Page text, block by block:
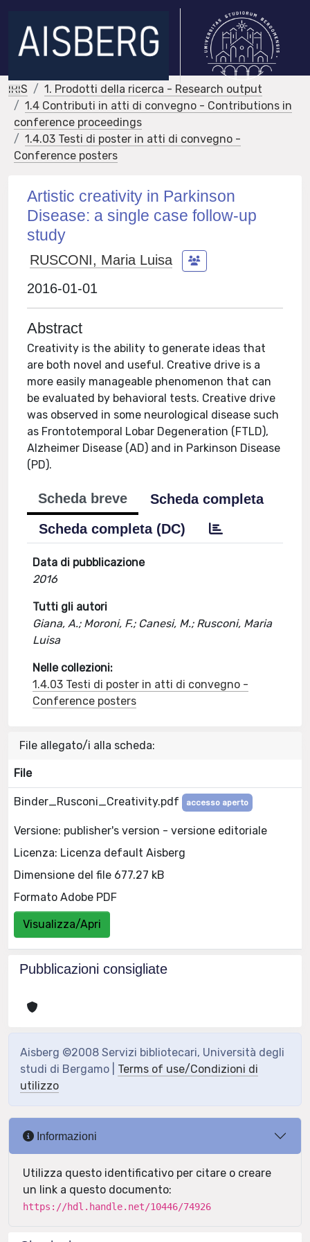
IRIS
1. Prodotti della ricerca - Research output
1.4 Contributi in atti di convegno - Contributions in
conference proceedings
1.4.03 Testi di poster in atti di convegno -
Conference posters
Artistic creativity in Parkinson
Disease: a single case follow-up
study
RUSCONI, Maria Luisa
2016-01-01
Abstract
Creativity is the ability to generate ideas that
are both novel and useful. Creative drive is a
more easily manageable phenomenon that can
be evaluated by behavioral tests. Creative drive
was observed in some neurological disease such
as Frontotemporal Lobar Degeneration (FTLD),
Alzheimer Disease (AD) and in Parkinson Disease
(PD).
Scheda breve
Scheda completa
Scheda completa (DC)
Data di pubblicazione
2016
Tutti gli autori
Giana, A.; Moroni, F.; Canesi, M.; Rusconi, Maria
Luisa
Nelle collezioni:
1.4.03 Testi di poster in atti di convegno -
Conference posters
File allegato/i alla scheda:
File
Binder_Rusconi_Creativity.pdf accesso aperto
Versione: publisher's version - versione editoriale
Licenza: Licenza default Aisberg
Dimensione del file 677.27 kB
Formato Adobe PDF
Visualizza/Apri
Pubblicazioni consigliate
Aisberg ©2008 Servizi bibliotecari, Università degli
studi di Bergamo | Terms of use/Condizioni di
utilizzo
Informazioni
Utilizza questo identificativo per citare o creare
un link a questo documento:
https://hdl.handle.net/10446/74926